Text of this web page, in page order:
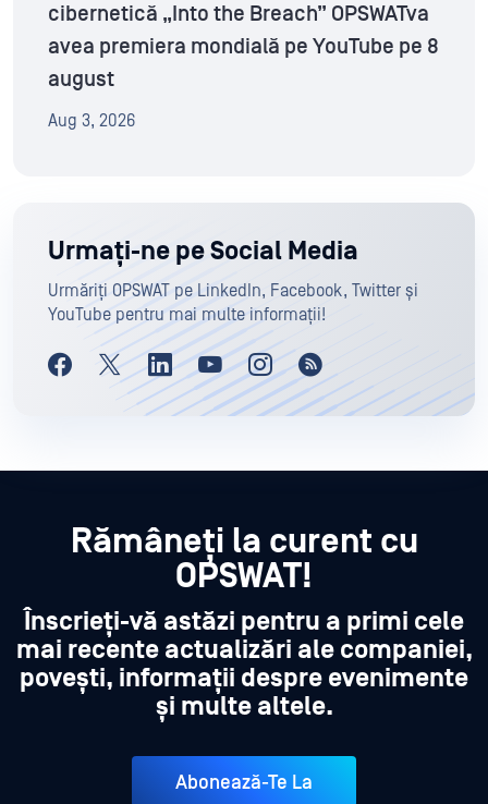
cibernetică „Into the Breach” OPSWATva
avea premiera mondială pe YouTube pe 8
august
Aug 3, 2026
Urmați-ne pe Social Media
Urmăriți OPSWAT pe LinkedIn, Facebook, Twitter și
YouTube pentru mai multe informații!
Rămâneți la curent cu
OPSWAT!
Înscrieți-vă astăzi pentru a primi cele
mai recente actualizări ale companiei,
povești, informații despre evenimente
și multe altele.
Abonează-Te La